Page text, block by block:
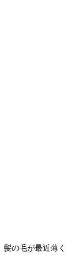
髪の毛が最近薄